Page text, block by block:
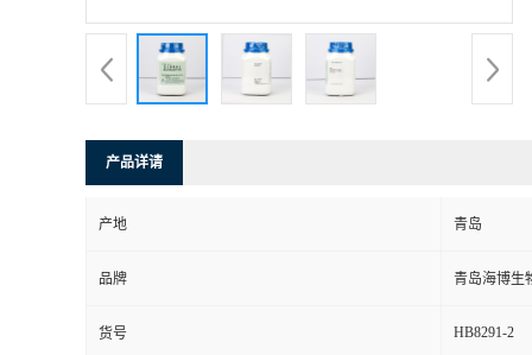
产品详请
产地 青岛
品牌 青岛海博生
货号 HB8291-2